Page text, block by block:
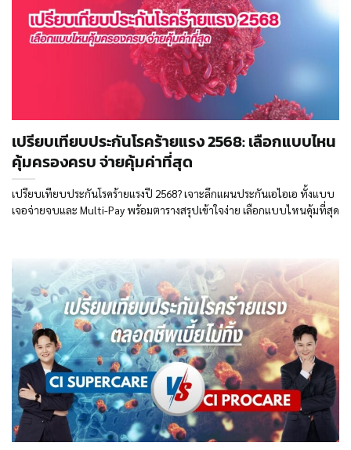
เปรียบเทียบประกันโรคร้ายแรง 2568: เลือกแบบไหน
คุ้มครองครบ จ่ายคุ้มค่าที่สุด
เปรียบเทียบประกันโรคร้ายแรงปี 2568? เจาะลึกแผนประกันเอไอเอ ทั้งแบบ
เจอจ่ายจบและ Multi-Pay พร้อมตารางสรุปเข้าใจง่าย เลือกแบบไหนคุ้มที่สุด